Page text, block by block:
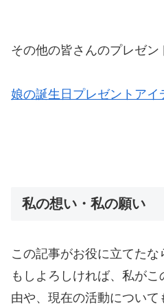
その他の皆さんのプレゼ
娘の誕生日プレゼントアイ
私の想い・私の願い
この記事がお役に立てたな
もしよろしければ、私が
由や、現在の活動について